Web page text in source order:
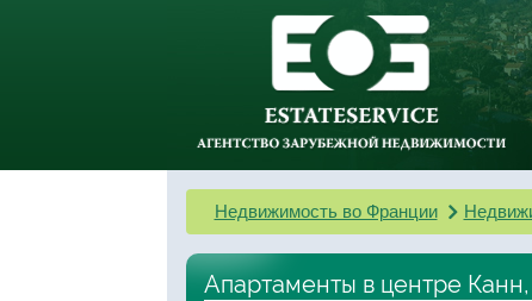
Недвижимость во Франции
Апартаменты в центре